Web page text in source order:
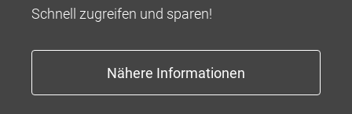
EUROPAS FENSTERMARKE NR. 1
Schnell zugreifen und sparen!